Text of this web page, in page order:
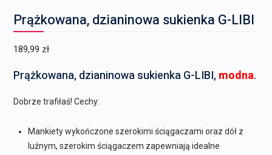
Prążkowana, dzianinowa sukienka G-LIBI
189,99 zł
Prążkowana, dzianinowa sukienka G-LIBI, modna.
Dobrze trafiłaś! Cechy:
Mankiety wykończone szerokimi ściągaczami oraz dół z
luźnym, szerokim ściągaczem zapewniają idealne